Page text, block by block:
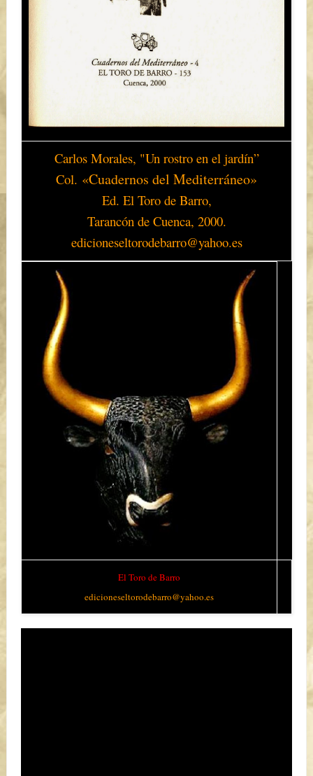
Carlos Morales, "Un rostro en el jardín”
Col. «Cuadernos del Mediterráneo»
Ed. El Toro de Barro,
Tarancón de Cuenca, 2000.
edicioneseltorodebarro@yahoo.es
El Toro de Barro
edicioneseltorodebarro@yahoo.es